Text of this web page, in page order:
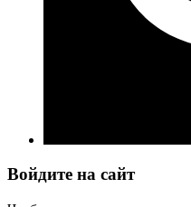
Войдите на сайт